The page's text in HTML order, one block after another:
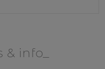
& info